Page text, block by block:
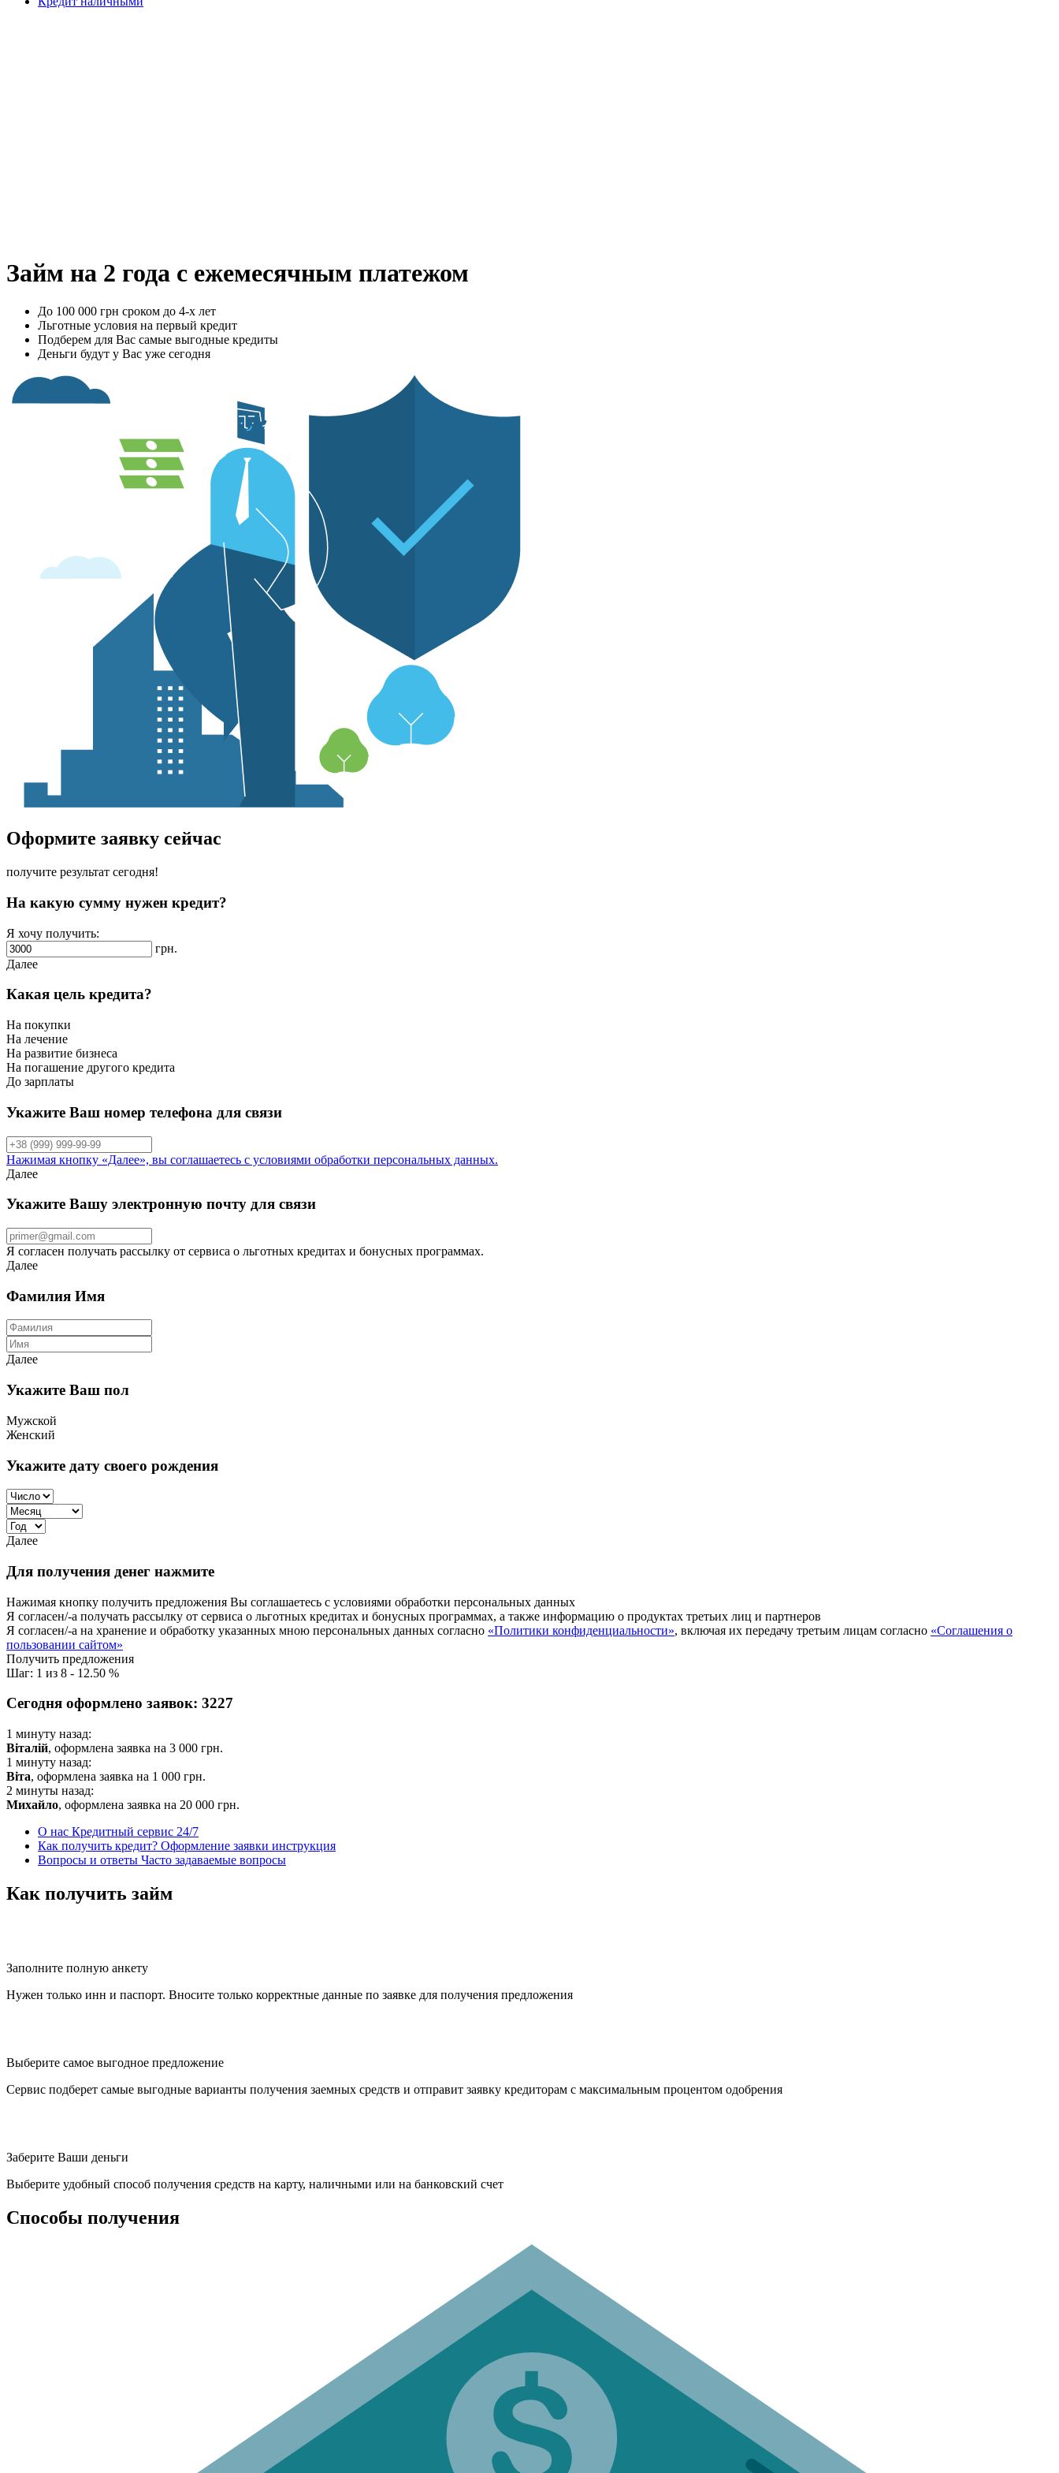
Займ на 2 года с ежемесячным платежом
До 100 000 грн сроком до 4-х лет
Льготные условия на первый кредит
Подберем для Вас самые выгодные кредиты
Деньги будут у Вас уже сегодня
Оформите заявку сейчас
получите результат сегодня!
На какую сумму нужен кредит?
Я хочу получить:
грн.
Далее
Какая цель кредита?
На покупки
На лечение
На развитие бизнеса
На погашение другого кредита
До зарплаты
Укажите Ваш номер телефона для связи
Нажимая кнопку «Далее», вы соглашаетесь с условиями обработки персональных данных.
Далее
Укажите Вашу электронную почту для связи
Я согласен получать рассылку от сервиса о льготных кредитах и бонусных программах.
Далее
Фамилия Имя
Далее
Укажите Ваш пол
Мужской
Женский
Укажите дату своего рождения
Далее
Для получения денег нажмите
Нажимая кнопку получить предложения Вы соглашаетесь с условиями обработки персональных данных
Я согласен/-а получать рассылку от сервиса о льготных кредитах и бонусных программах, а также информацию о продуктах третьих лиц и партнеров
Я согласен/-а на хранение и обработку указанных мною персональных данных согласно «Политики конфиденциальности», включая их передачу третьим лицам согласно «Соглашения о
пользовании сайтом»
Получить предложения
Шаг: 1 из 8 - 12.50 %
Сегодня оформлено заявок: 3227
1 минуту назад:
Віталій, оформлена заявка на 3 000 грн.
1 минуту назад:
Віта, оформлена заявка на 1 000 грн.
2 минуты назад:
Михайло, оформлена заявка на 20 000 грн.
О нас Кредитный сервис 24/7
Как получить кредит? Оформление заявки инструкция
Вопросы и ответы Часто задаваемые вопросы
Как получить займ
Заполните полную анкету
Нужен только инн и паспорт. Вносите только корректные данные по заявке для получения предложения
Выберите самое выгодное предложение
Сервис подберет самые выгодные варианты получения заемных средств и отправит заявку кредиторам с максимальным процентом одобрения
Заберите Ваши деньги
Выберите удобный способ получения средств на карту, наличными или на банковский счет
Способы получения